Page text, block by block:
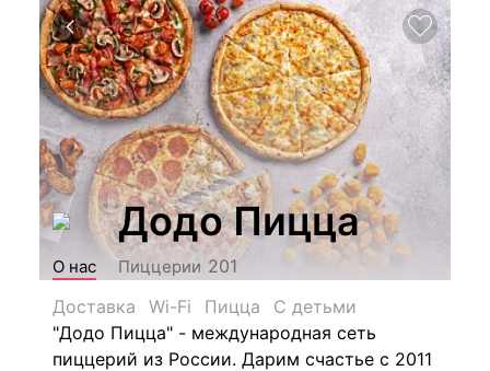
Додо Пицца
О нас Пиццерии 201
Доставка
Wi-Fi Пицца
С детьми
"Додо Пицца" - международная сеть
пиццерий из России. Дарим счастье с 2011